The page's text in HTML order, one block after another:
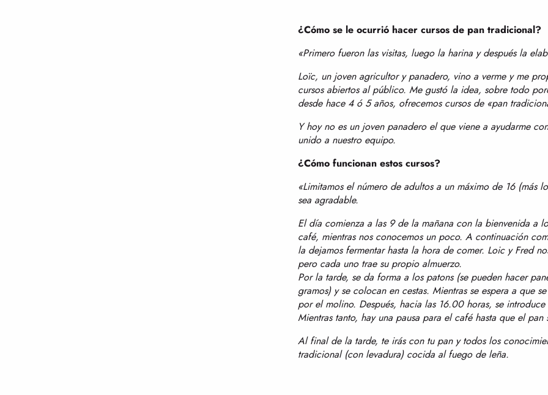
¿Cómo se le ocurrió hacer cursos de pan tradicional?
«Primero fueron las visitas, luego la harina y después la
Loïc, un joven agricultor y panadero, vino a verme y me
cursos abiertos al público. Me gustó la idea, sobre todo
desde hace 4 ó 5 años, ofrecemos cursos de «pan
Y hoy no es un joven panadero el que viene a ayudarme
unido a nuestro equipo.
¿Cómo funcionan estos cursos?
«Limitamos el número de adultos a un máximo de 16 (más
sea agradable.
El día comienza a las 9 de la mañana con la bienvenida a
café, mientras nos conocemos un poco. A continuación
la dejamos fermentar hasta la hora de comer. Loic y Fred
pero cada uno trae su propio almuerzo.
Por la tarde, se da forma a los patons (se pueden hacer
gramos) y se colocan en cestas. Mientras se espera a que
por el molino. Después, hacia las 16.00 horas, se
Mientras tanto, hay una pausa para el café hasta que el pan
Al final de la tarde, te irás con tu pan y todos los
tradicional (con levadura) cocida al fuego de leña.